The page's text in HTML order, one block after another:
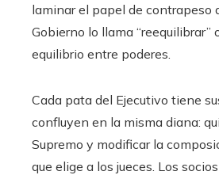
laminar el papel de contrapeso
Gobierno lo llama “reequilibrar”
equilibrio entre poderes.
Cada pata del Ejecutivo tiene
confluyen en la misma diana:
Supremo y modificar la
que elige a los jueces. Los